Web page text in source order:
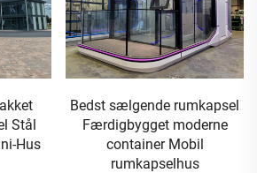
Stål
Hus
Bedst sælgende rumkapsel
Færdigbygget moderne
container Mobil
rumkapselhus